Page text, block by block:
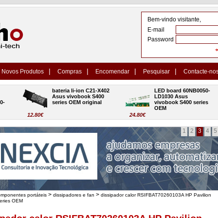
Bem-vindo visitante,
E-mail
Password
Novos Produtos | Compras | Encomendar | Pesquisar | Contacte-
12.80€
bateria li-ion C21-X402
Asus vivobook S400
series OEM original
24.80€
LED board 60NB0050-
LD1030 Asus
vivobook S400 series
OEM
1 2 3 4 5
portáteis > dissipadores e fan > dissipador calor RSIFBAT70260103A HP Pavilion
OEM